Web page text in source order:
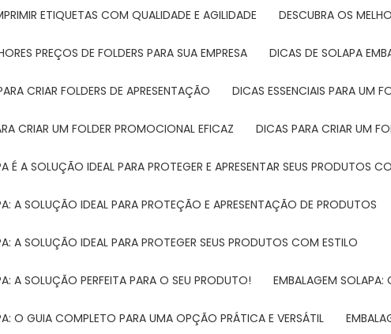
ETIQUETAS COM QUALIDADE E AGILIDADE DESCUBRA OS
PREÇOS DE FOLDERS PARA SUA EMPRESA DICAS DE SOLAPA
CRIAR FOLDERS DE APRESENTAÇÃO DICAS ESSENCIAIS PARA UM
CRIAR UM FOLDER PROMOCIONAL EFICAZ DICAS PARA CRIAR UM
É A SOLUÇÃO IDEAL PARA PROTEGER E APRESENTAR SEUS PRODUTOS
A SOLUÇÃO IDEAL PARA PROTEÇÃO E APRESENTAÇÃO DE PRODUTOS
A SOLUÇÃO IDEAL PARA PROTEGER SEUS PRODUTOS COM ESTILO
A SOLUÇÃO PERFEITA PARA O SEU PRODUTO! EMBALAGEM
O GUIA COMPLETO PARA UMA OPÇÃO PRÁTICA E VERSÁTIL